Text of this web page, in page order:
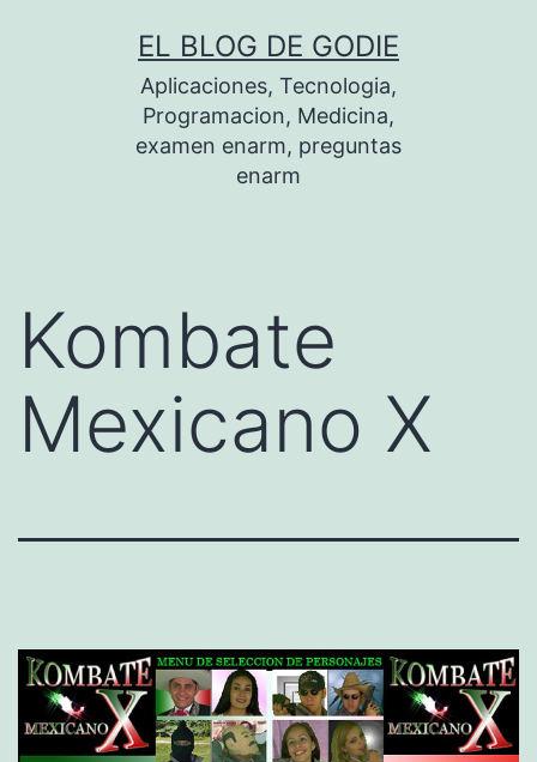
EL BLOG DE GODIE
Aplicaciones, Tecnologia,
Programacion, Medicina,
examen enarm, preguntas
enarm
Kombate
Mexicano X